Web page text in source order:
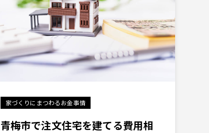
家づくりにまつわるお金事情
青梅市で注文住宅を建てる費用相